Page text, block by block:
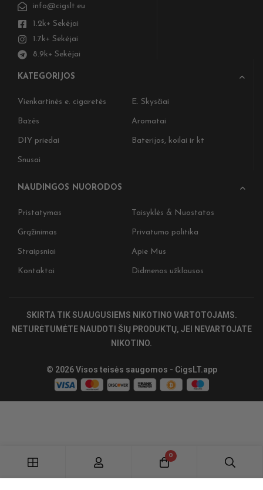
info@cigslt.eu
1.2k+ Sekėjai
1.7k+ Sekėjai
8.9k+ Sekėjai
KATEGORIJOS
Vienkartinės e. cigaretės E. Skysčiai
Bazės Aromatai
DIY priedai Baterijos, koilai ir kt
Snusai
NAUDINGOS NUORODOS
Pristatymas Taisyklės & Nuostatos
Grąžinimas Privatumo politika
Straipsniai Apie Mus
Kontaktai Didmenos užklausos
SKIRTA TIK SUAUGUSIEMS NIKOTINO VARTOTOJAMS.
NETURĖTUMĖTE NAUDOTI ŠIŲ PRODUKTŲ, JEI NEVARTOJATE
NIKOTINO.
© 2026 Visos teisės saugomos - CigsLT.app
0
ir gaukite išskirtinius
naujienas 🎉
pirkiniui, ankstyvą prieigą prie
specialius CIGSLT pasiūlymus. ​
Nepraleiskite. Tamsioji pusė laukia.